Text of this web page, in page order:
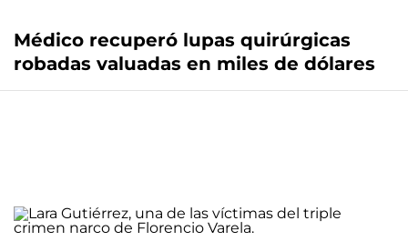
Médico recuperó lupas quirúrgicas
robadas valuadas en miles de dólares